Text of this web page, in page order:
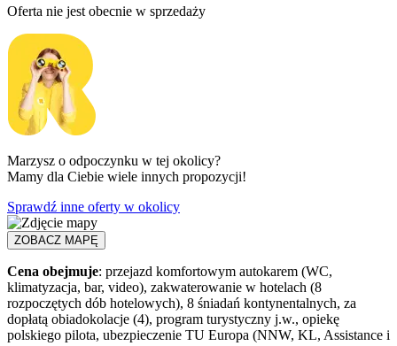
Oferta nie jest obecnie w sprzedaży
Marzysz o odpoczynku w tej okolicy?
Mamy dla Ciebie wiele innych propozycji!
Sprawdź inne oferty w okolicy
ZOBACZ MAPĘ
Cena obejmuje: przejazd komfortowym autokarem (WC,
klimatyzacja, bar, video), zakwaterowanie w hotelach (8
rozpoczętych dób hotelowych), 8 śniadań kontynentalnych, za
dopłatą obiadokolacje (4), program turystyczny j.w., opiekę
polskiego pilota, ubezpieczenie TU Europa (NNW, KL, Assistance i